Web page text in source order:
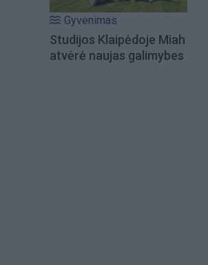
Gyvenimas
Studijos Klaipėdoje Miah
atvėrė naujas galimybes